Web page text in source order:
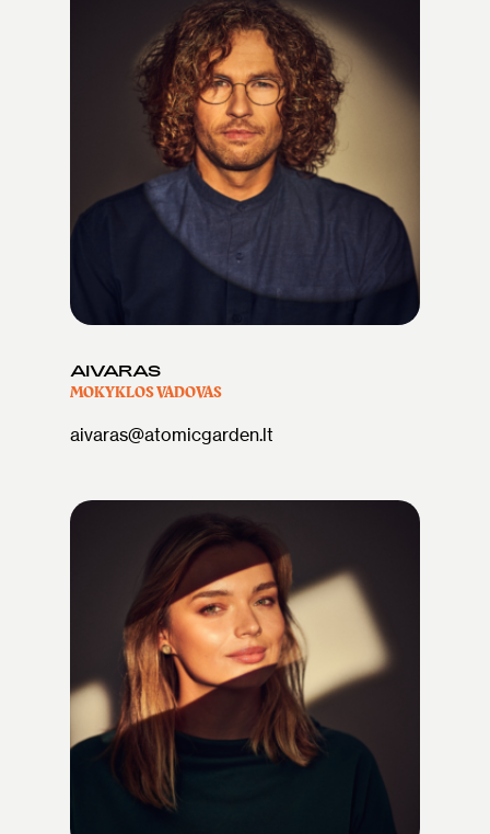
AIVARAS
MOKYKLOS VADOVAS
aivaras@atomicgarden.lt